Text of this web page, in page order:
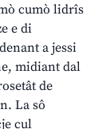
cumò lidrîs
e di
a jessi
midiant dal
de
La sô
cul